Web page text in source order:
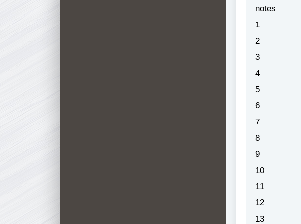
notes
1
2
3
4
5
6
7
8
9
10
11
12
13